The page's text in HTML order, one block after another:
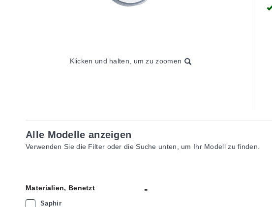
Klicken und halten, um zu zoomen
Alle Modelle anzeigen
Verwenden Sie die Filter oder die Suche unten, um Ihr Modell zu finden.
Materialien, Benetzt
Saphir